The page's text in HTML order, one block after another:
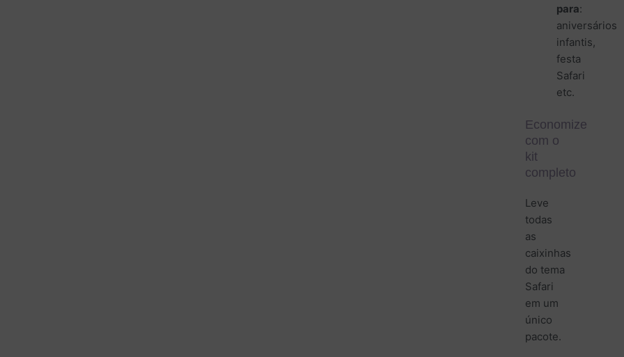
para:
aniversários
infantis,
festa
Safari
etc.
Economize
com o
kit
completo
Leve
todas
as
caixinhas
do tema
Safari
em um
único
pacote.